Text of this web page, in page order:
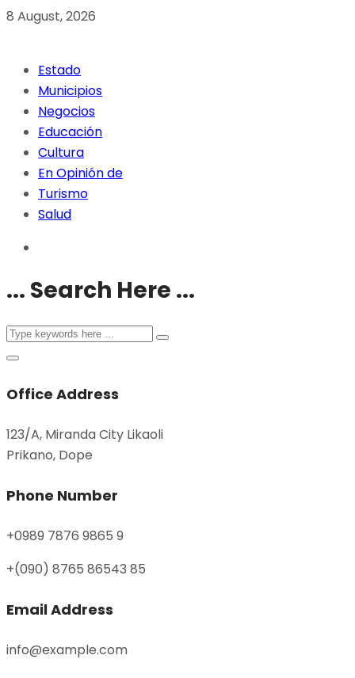
8 August, 2026
Estado
Municipios
Negocios
Educación
Cultura
En Opinión de
Turismo
Salud
... Search Here ...
Office Address
123/A, Miranda City Likaoli
Prikano, Dope
Phone Number
+0989 7876 9865 9
+(090) 8765 86543 85
Email Address
info@example.com